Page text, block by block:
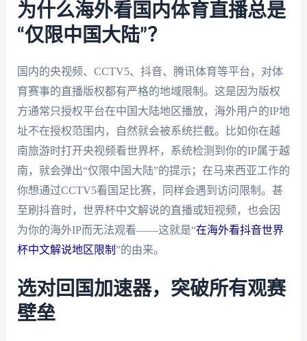
为什么海外看国内体育直播总是
“仅限中国大陆”？
国内的央视频、CCTV5、抖音、腾讯体育等平台，对体
育赛事的直播版权都有严格的地域限制。这是因为版权
方通常只授权平台在中国大陆地区播放，海外用户的IP地
址不在授权范围内，自然就会被系统拦截。比如你在越
南旅游时打开央视频看世界杯，系统检测到你的IP属于越
南，就会弹出“仅限中国大陆”的提示；在马来西亚工作的
你想通过CCTV5看国足比赛，同样会遇到访问限制。甚
至刷抖音时，世界杯中文解说的直播或短视频，也会因
为你的海外IP而无法观看——这就是“在海外看抖音世界
杯中文解说地区限制 ”的由来。
选对回国加速器，突破所有观赛
壁垒